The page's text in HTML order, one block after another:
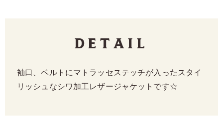
Detail
袖口、ベルトにマトラッセステッチが入ったスタイ
リッシュなシワ加工レザージャケットです☆